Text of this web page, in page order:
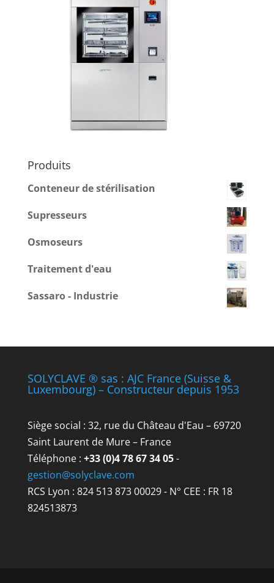
Produits
Conteneur de stérilisation
Supresseurs
Osmoseurs
Traitement d'eau
Sassaro - Industrie
SOLYCLAVE ® sas : AJC France (Suisse &
Luxembourg) – Constructeur depuis 1953
Siège social : 32, rue du Château d'Eau – 69720
Saint Laurent de Mure – France
Téléphone : +33 (0)4 78 67 34 05-
gestion@solyclave.com
RCS Lyon : 824 513 873 00029 - N° CEE : FR 18
824513873